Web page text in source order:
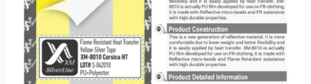
светоотражающих
лент
XMS